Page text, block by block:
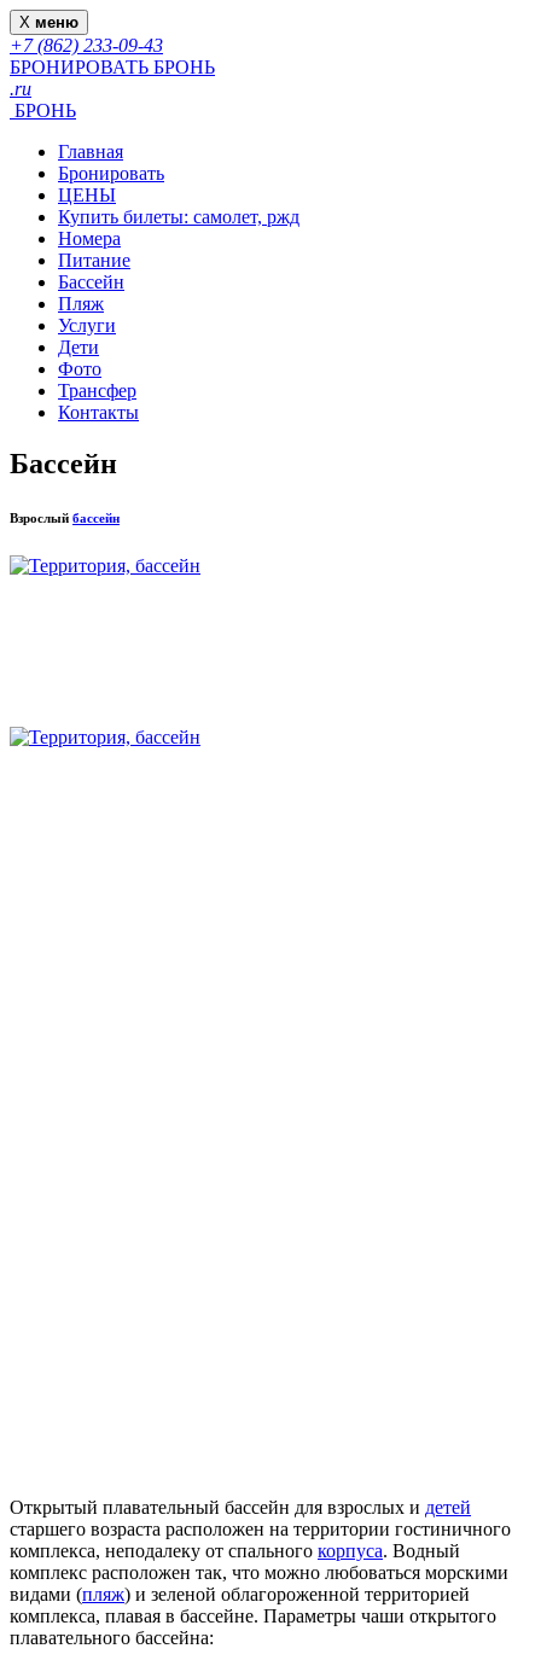
X меню
+7 (862) 233-09-43
БРОНИРОВАТЬ БРОНЬ
.ru
БРОНЬ
Главная
Бронировать
ЦЕНЫ
Купить билеты: самолет, ржд
Номера
Питание
Бассейн
Пляж
Услуги
Дети
Фото
Трансфер
Контакты
Бассейн
Взрослый бассейн
Открытый плавательный бассейн для взрослых и детей
старшего возраста расположен на территории гостиничного
комплекса, неподалеку от спального корпуса. Водный
комплекс расположен так, что можно любоваться морскими
видами (пляж) и зеленой облагороженной территорией
комплекса, плавая в бассейне. Параметры чаши открытого
плавательного бассейна: